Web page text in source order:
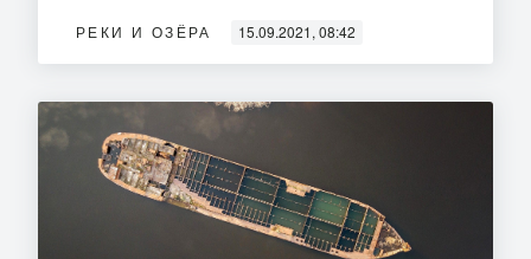
РЕКИ И ОЗЁРА 15.09.2021, 08:42